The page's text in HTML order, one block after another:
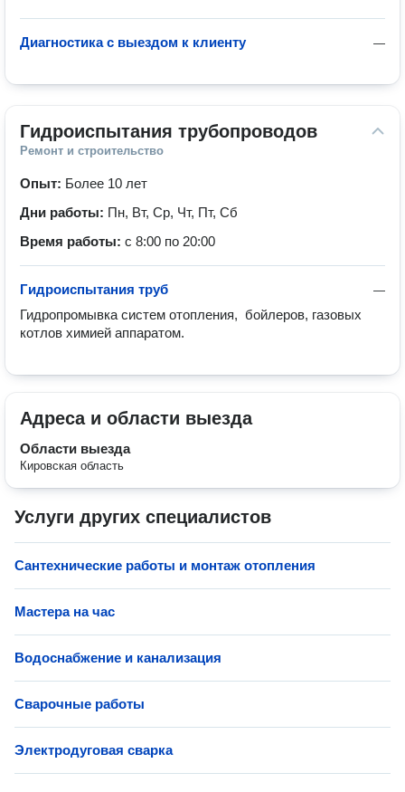
—
Диагностика с выездом к клиенту
Гидроиспытания трубопроводов
Ремонт и строительство
Опыт: Более 10 лет
Дни работы: Пн, Вт, Ср, Чт, Пт, Сб
Время работы: с 8:00 по 20:00
—
Гидроиспытания труб
Гидропромывка систем отопления,  бойлеров, газовых
котлов химией аппаратом.
Адреса и области выезда
Области выезда
Кировская область
Услуги других специалистов
Сантехнические работы и монтаж отопления
Мастера на час
Водоснабжение и канализация
Сварочные работы
Электродуговая сварка